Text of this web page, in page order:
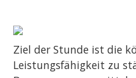
Ziel der Stunde ist die
Leistungsfähigkeit zu